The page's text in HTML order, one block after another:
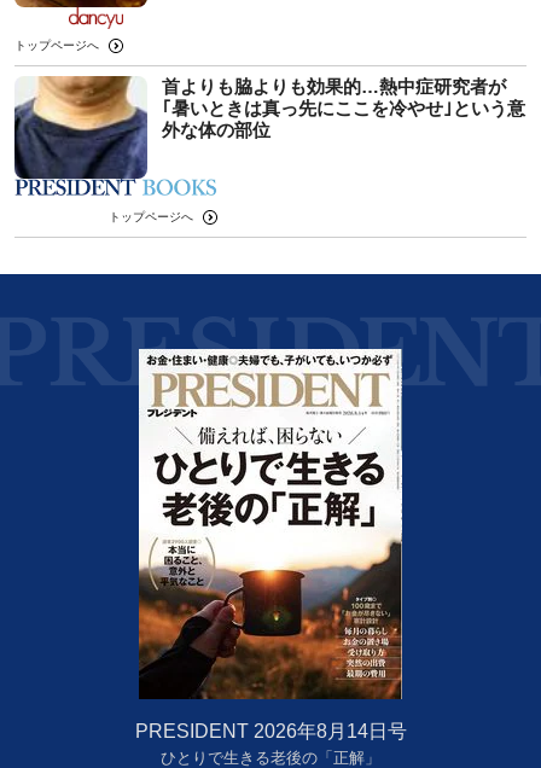
トップページへ
首よりも脇よりも効果的…熱中症研究者が
｢暑いときは真っ先にここを冷やせ｣という意
外な体の部位
トップページへ
PRESIDENT 2026年8月14日号
ひとりで生きる老後の「正解」